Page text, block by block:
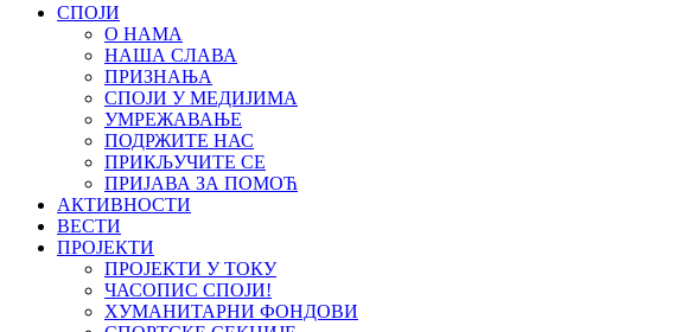
СПОЈИ
О НАМА
НАША СЛАВА
ПРИЗНАЊА
СПОЈИ У МЕДИЈИМА
УМРЕЖАВАЊЕ
ПОДРЖИТЕ НАС
ПРИКЉУЧИТЕ СЕ
ПРИЈАВА ЗА ПОМОЋ
АКТИВНОСТИ
ВЕСТИ
ПРОЈЕКТИ
ПРОЈЕКТИ У ТОКУ
ЧАСОПИС СПОЈИ!
ХУМАНИТАРНИ ФОНДОВИ